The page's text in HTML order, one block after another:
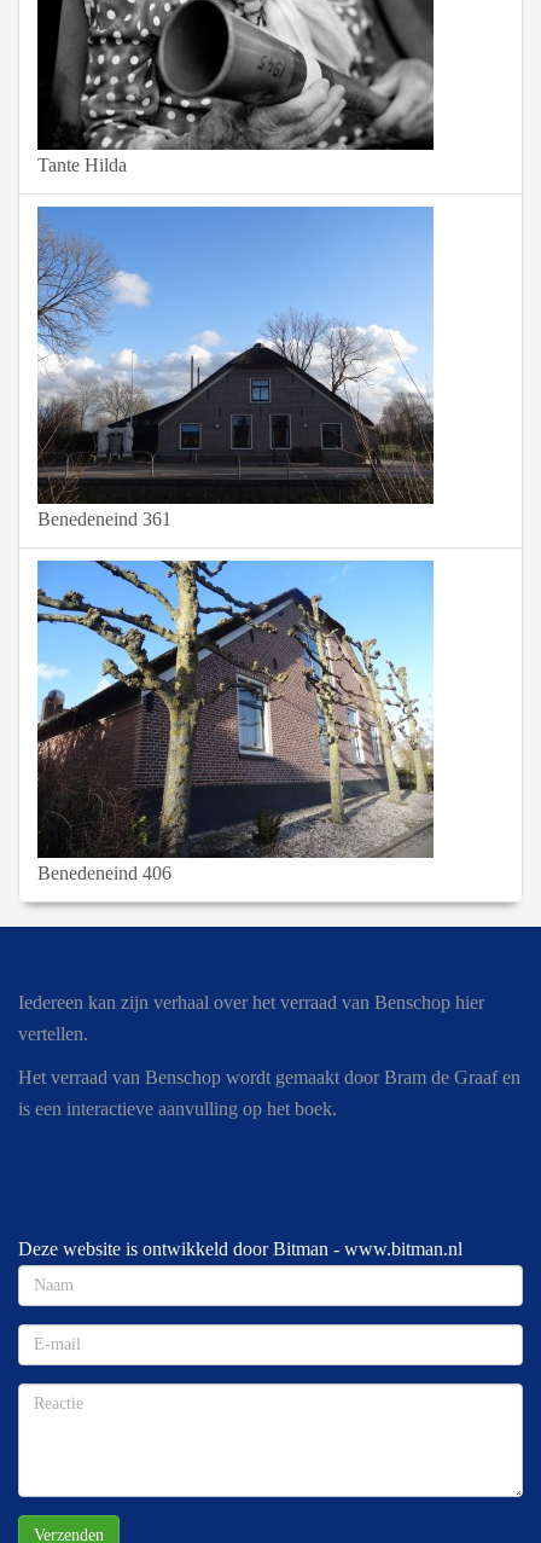
Tante Hilda
Benedeneind 361
Benedeneind 406
Iedereen kan zijn verhaal over het verraad van Benschop hier
vertellen.
Het verraad van Benschop wordt gemaakt door Bram de Graaf en
is een interactieve aanvulling op het boek.
Deze website is ontwikkeld door Bitman - www.bitman.nl
Verzenden